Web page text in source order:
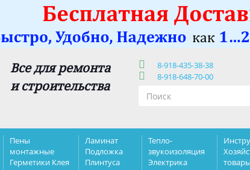
Все для ремонта
и строительства
8-918-435-38-38
8-918-648-70-00
Пены
монтажные
Герметики Клея
Ламинат
Подложка
Плинтуса
Тепло-
звукоизоляция
Электрика
товары